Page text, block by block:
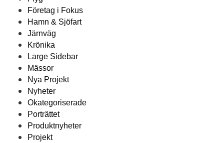
Företag i Fokus
Hamn & Sjöfart
Järnväg
Krönika
Large Sidebar
Mässor
Nya Projekt
Nyheter
Okategoriserade
Porträttet
Produktnyheter
Projekt